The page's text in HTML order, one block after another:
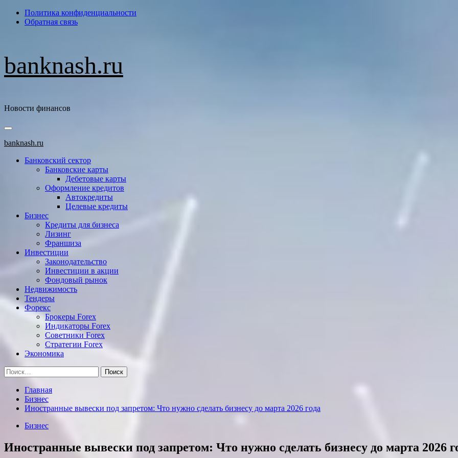
ПерейтиПолитика конфиденциальности
Обратная связь
banknash.ru
Новости финансов
Основное
меню
banknash.ru
Банковский сектор
Банковские карты
Дебетовые карты
Оформление кредитов
Автокредиты
Целевые кредиты
Бизнес
Кредиты для бизнеса
Лизинг
Франшиза
Инвестиции
Законодательство
Инвестиции в акции
Фондовый рынок
Недвижимость
Тендеры
Форекс
Брокеры Forex
Индикаторы Forex
Советники Forex
Стратегии Forex
Экономика
Найти:
Главная
Бизнес
Иностранные вывески под запретом: Что нужно сделать бизнесу до марта 2026 года
Бизнес
Иностранные вывески под запретом: Что нужно сделать бизнесу до марта 2026